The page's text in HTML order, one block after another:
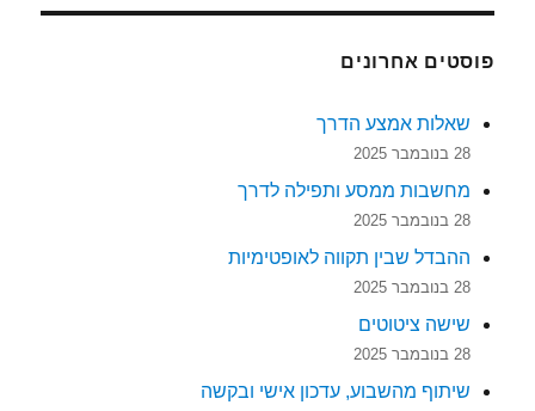
פוסטים אחרונים
שאלות אמצע הדרך
28 בנובמבר 2025
מחשבות ממסע ותפילה לדרך
28 בנובמבר 2025
ההבדל שבין תקווה לאופטימיות
28 בנובמבר 2025
שישה ציטוטים
28 בנובמבר 2025
שיתוף מהשבוע, עדכון אישי ובקשה